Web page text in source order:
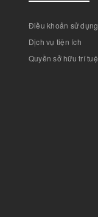
Điều khoản sử dụng
Dịch vụ tiện ích
Quyền sở hữu trí tuệ